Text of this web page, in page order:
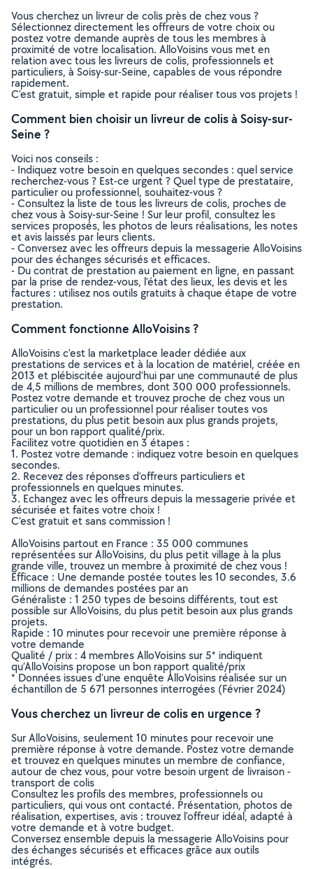
Vous cherchez un livreur de colis près de chez vous ?
Sélectionnez directement les offreurs de votre choix ou
postez votre demande auprès de tous les membres à
proximité de votre localisation. AlloVoisins vous met en
relation avec tous les livreurs de colis, professionnels et
particuliers, à Soisy-sur-Seine, capables de vous répondre
rapidement.
C’est gratuit, simple et rapide pour réaliser tous vos projets !
Comment bien choisir un livreur de colis à Soisy-sur-
Seine ?
Voici nos conseils :
- Indiquez votre besoin en quelques secondes : quel service
recherchez-vous ? Est-ce urgent ? Quel type de prestataire,
particulier ou professionnel, souhaitez-vous ?
- Consultez la liste de tous les livreurs de colis, proches de
chez vous à Soisy-sur-Seine ! Sur leur profil, consultez les
services proposés, les photos de leurs réalisations, les notes
et avis laissés par leurs clients.
- Conversez avec les offreurs depuis la messagerie AlloVoisins
pour des échanges sécurisés et efficaces.
- Du contrat de prestation au paiement en ligne, en passant
par la prise de rendez-vous, l’état des lieux, les devis et les
factures : utilisez nos outils gratuits à chaque étape de votre
prestation.
Comment fonctionne AlloVoisins ?
AlloVoisins c’est la marketplace leader dédiée aux
prestations de services et à la location de matériel, créée en
2013 et plébiscitée aujourd’hui par une communauté de plus
de 4,5 millions de membres, dont 300 000 professionnels.
Postez votre demande et trouvez proche de chez vous un
particulier ou un professionnel pour réaliser toutes vos
prestations, du plus petit besoin aux plus grands projets,
pour un bon rapport qualité/prix.
Facilitez votre quotidien en 3 étapes :
1. Postez votre demande : indiquez votre besoin en quelques
secondes.
2. Recevez des réponses d’offreurs particuliers et
professionnels en quelques minutes.
3. Echangez avec les offreurs depuis la messagerie privée et
sécurisée et faites votre choix !
C’est gratuit et sans commission !
AlloVoisins partout en France : 35 000 communes
représentées sur AlloVoisins, du plus petit village à la plus
grande ville, trouvez un membre à proximité de chez vous !
Efficace : Une demande postée toutes les 10 secondes, 3.6
millions de demandes postées par an
Généraliste : 1 250 types de besoins différents, tout est
possible sur AlloVoisins, du plus petit besoin aux plus grands
projets.
Rapide : 10 minutes pour recevoir une première réponse à
votre demande
Qualité / prix : 4 membres AlloVoisins sur 5* indiquent
qu’AlloVoisins propose un bon rapport qualité/prix
* Données issues d’une enquête AlloVoisins réalisée sur un
échantillon de 5 671 personnes interrogées (Février 2024)
Vous cherchez un livreur de colis en urgence ?
Sur AlloVoisins, seulement 10 minutes pour recevoir une
première réponse à votre demande. Postez votre demande
et trouvez en quelques minutes un membre de confiance,
autour de chez vous, pour votre besoin urgent de livraison -
transport de colis
Consultez les profils des membres, professionnels ou
particuliers, qui vous ont contacté. Présentation, photos de
réalisation, expertises, avis : trouvez l'offreur idéal, adapté à
votre demande et à votre budget.
Conversez ensemble depuis la messagerie AlloVoisins pour
des échanges sécurisés et efficaces grâce aux outils
intégrés.